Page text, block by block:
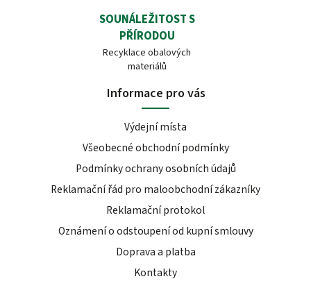
SOUNÁLEŽITOST S
PŘÍRODOU
Recyklace obalových
materiálů
Informace pro vás
Výdejní místa
Všeobecné obchodní podmínky
Podmínky ochrany osobních údajů
Reklamační řád pro maloobchodní zákazníky
Reklamační protokol
Oznámení o odstoupení od kupní smlouvy
Doprava a platba
Kontakty